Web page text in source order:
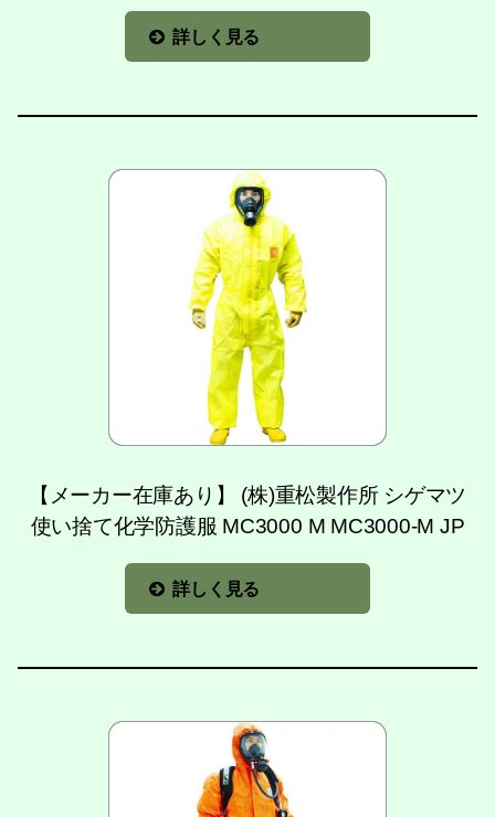
詳しく見る
【メーカー在庫あり】 (株)重松製作所 シゲマツ
使い捨て化学防護服 MC3000 M MC3000-M JP
詳しく見る